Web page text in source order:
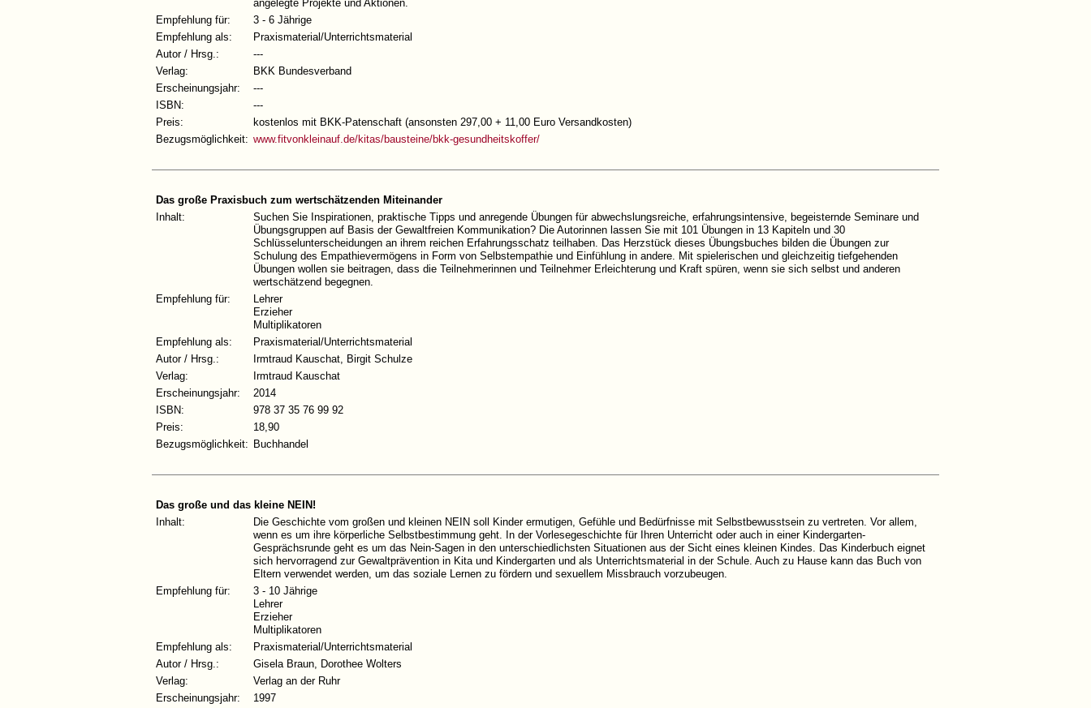
angelegte Projekte und Aktionen.
Empfehlung für:
3 - 6 Jährige
Empfehlung als:
Praxismaterial/Unterrichtsmaterial
Autor / Hrsg.:
---
Verlag:
BKK Bundesverband
Erscheinungsjahr:
---
ISBN:
---
Preis:
kostenlos mit BKK-Patenschaft (ansonsten 297,00 + 11,00 Euro Versandkosten)
Bezugsmöglichkeit: www.fitvonkleinauf.de/kitas/bausteine/bkk-gesundheitskoffer/
Das große Praxisbuch zum wertschätzenden Miteinander
Inhalt:
Suchen Sie Inspirationen, praktische Tipps und anregende Übungen für abwechslungsreiche, erfahrungsintensive, begeisternde Seminare und
Übungsgruppen auf Basis der Gewaltfreien Kommunikation? Die Autorinnen lassen Sie mit 101 Übungen in 13 Kapiteln und 30
Schlüsselunterscheidungen an ihrem reichen Erfahrungsschatz teilhaben. Das Herzstück dieses Übungsbuches bilden die Übungen zur
Schulung des Empathievermögens in Form von Selbstempathie und Einfühlung in andere. Mit spielerischen und gleichzeitig tiefgehenden
Übungen wollen sie beitragen, dass die Teilnehmerinnen und Teilnehmer Erleichterung und Kraft spüren, wenn sie sich selbst und anderen
wertschätzend begegnen.
Empfehlung für:
Lehrer
Erzieher
Multiplikatoren
Empfehlung als:
Praxismaterial/Unterrichtsmaterial
Autor / Hrsg.:
Irmtraud Kauschat, Birgit Schulze
Verlag:
Irmtraud Kauschat
Erscheinungsjahr:
2014
ISBN:
978 37 35 76 99 92
Preis:
18,90
Bezugsmöglichkeit: Buchhandel
Das große und das kleine NEIN!
Inhalt:
Die Geschichte vom großen und kleinen NEIN soll Kinder ermutigen, Gefühle und Bedürfnisse mit Selbstbewusstsein zu vertreten. Vor allem,
wenn es um ihre körperliche Selbstbestimmung geht. In der Vorlesegeschichte für Ihren Unterricht oder auch in einer Kindergarten-
Gesprächsrunde geht es um das Nein-Sagen in den unterschiedlichsten Situationen aus der Sicht eines kleinen Kindes. Das Kinderbuch eignet
sich hervorragend zur Gewaltprävention in Kita und Kindergarten und als Unterrichtsmaterial in der Schule. Auch zu Hause kann das Buch von
Eltern verwendet werden, um das soziale Lernen zu fördern und sexuellem Missbrauch vorzubeugen.
Empfehlung für:
3 - 10 Jährige
Lehrer
Erzieher
Multiplikatoren
Empfehlung als:
Praxismaterial/Unterrichtsmaterial
Autor / Hrsg.:
Gisela Braun, Dorothee Wolters
Verlag:
Verlag an der Ruhr
Erscheinungsjahr:
1997